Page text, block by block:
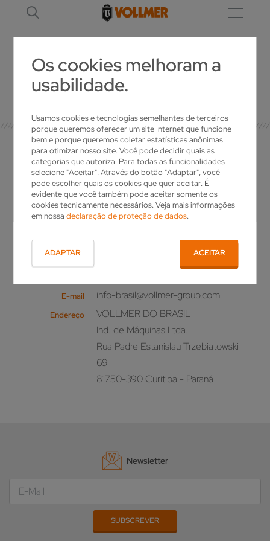
Os cookies melhoram a
usabilidade.
Usamos cookies e tecnologias semelhantes de terceiros
porque queremos oferecer um site Internet que funcione
bem e porque queremos coletar estatísticas anônimas
para otimizar nosso site. Você pode decidir quais as
categorias que autoriza. Para todas as funcionalidades
selecione "Aceitar". Através do botão "Adaptar", você
pode escolher quais os cookies que quer aceitar. É
evidente que você também pode aceitar somente os
cookies tecnicamente necessários. Veja mais informações
em nossadeclaração de proteção de dados.
ADAPTAR ACEITAR
DETALHE
O SEU CONTATO
Tem questões sobre a VOLLMER? Deseja mais
uma oferta individual? Basta nos telefonar!
E-mail info-brasil@vollmer-group.com
Endereço
VOLLMER DO BRASIL
Ind. de Máquinas Ltda.
Rua Padre Estanislau Trzebiatowski
69
81750-390 Curitiba - Paraná
Newsletter